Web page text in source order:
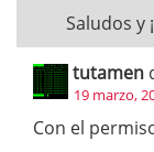
Saludos y
tutamen
19 marzo,
Con el